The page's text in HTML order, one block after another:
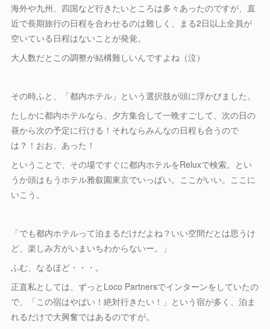
海外や九州、四国など行きたいところは多々あったのですが、直
近で長期旅行の日程を合わせるのは難しく、まる2日以上全員が
空いている日程はないことが発覚。
大人数だとこの調整が結構難しいんですよね（泣）
その時ふと、「都内ホテル」という選択肢が頭に浮かびました。
たしかに都内ホテルなら、夕方集合して一晩すごして、次の日の
昼から次の予定に行ける！それならみんなの日程も合うので
は？！おお、あった！
ということで、その場ですぐに都内ホテルをReluxで検索。とい
うか頭はもうホテル雅叙園東京でいっぱい。ここがいい。ここに
いこう。
「でも都内ホテルって泊まるだけだよね？いい空間だとは思うけ
ど、楽しみ方がいまいちわからないー。」
ふむ、なるほど・・・。
正直私としては、ずっとLoco Partnersでインターンをしていたの
で、「この宿はやばい！絶対行きたい！」という宿が多く、泊ま
れるだけで大興奮ではあるのですが。